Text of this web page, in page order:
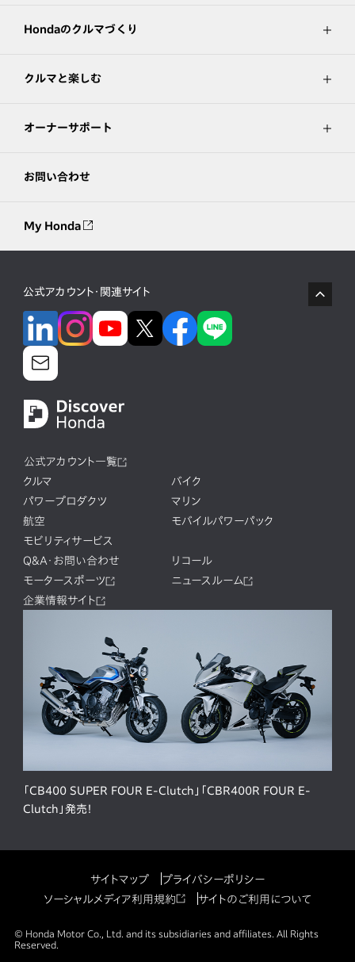
Hondaのクルマづくり
クルマと楽しむ
オーナーサポート
お問い合わせ
My Honda
公式アカウント・関連サイト
公式アカウント一覧
クルマ
バイク
パワープロダクツ
マリン
航空
モバイルパワーパック
モビリティサービス
Q&A・お問い合わせ
リコール
モータースポーツ
ニュースルーム
企業情報サイト
「CB400 SUPER FOUR E-Clutch」「CBR400R FOUR E-
Clutch」発売！
サイトマップ
プライバシーポリシー
ソーシャルメディア利用規約
サイトのご利用について
© Honda Motor Co., Ltd. and its subsidiaries and affiliates. All Rights
Reserved.